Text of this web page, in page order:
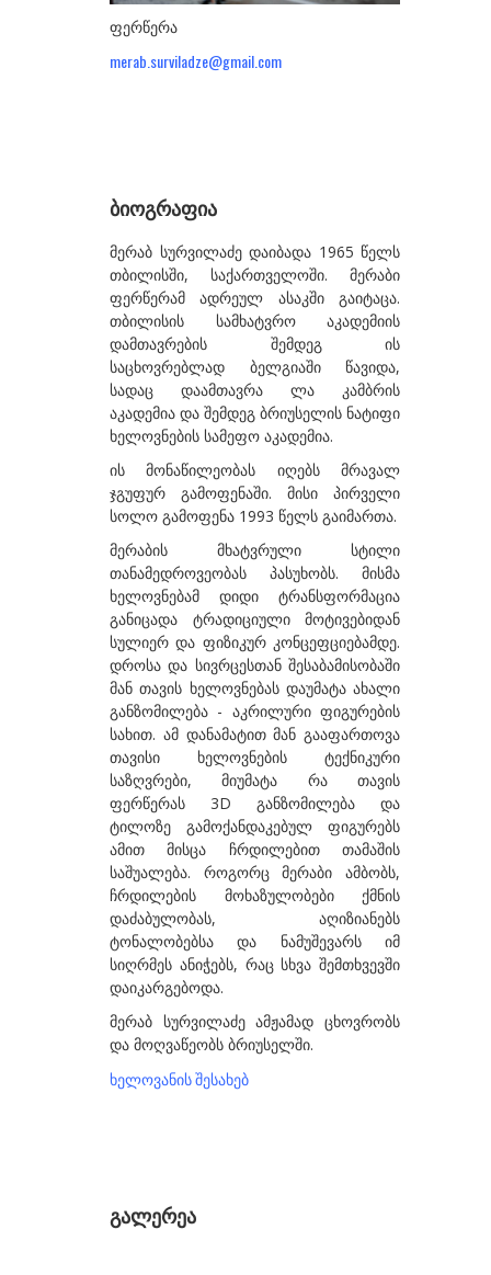
ასლანიშვილი თეკლა
ბერეკაშვილი დარეჯან
ბეროზა ლადო
ბეროზაშვილი ზურაბ
ბჟალავა ჯემალ
ბუგიანი ირაკლი
გაბიანი ირინა
გაგოშიძე გიორგი
გაგოშიძე ნანა
გაგოშიძე ნინო
გამსახურდია ნინა
გეგია ალექსი
გველესიანი მაგდა
გვეტაძე თეა
გზირიშვილი ანა
გუგენჰეიმი ბეგი
გულიშვილი ზურაბ
გულუა ლია
დავითაია მირზა
დეივიდ დათუნა
ფერწერა
merab.surviladze@gmail.com
ბიოგრაფია
მერაბ სურვილაძე დაიბადა 1965 წელს
თბილისში, საქართველოში. მერაბი
ფერწერამ ადრეულ ასაკში გაიტაცა.
თბილისის სამხატვრო აკადემიის
დამთავრების შემდეგ ის
საცხოვრებლად ბელგიაში წავიდა,
სადაც დაამთავრა ლა კამბრის
აკადემია და შემდეგ ბრიუსელის ნატიფი
ხელოვნების სამეფო აკადემია.
ის მონაწილეობას იღებს მრავალ
ჯგუფურ გამოფენაში. მისი პირველი
სოლო გამოფენა 1993 წელს გაიმართა.
მერაბის მხატვრული სტილი
თანამედროვეობას პასუხობს. მისმა
ხელოვნებამ დიდი ტრანსფორმაცია
განიცადა ტრადიციული მოტივებიდან
სულიერ და ფიზიკურ კონცეფციებამდე.
დროსა და სივრცესთან შესაბამისობაში
მან თავის ხელოვნებას დაუმატა ახალი
განზომილება - აკრილური ფიგურების
სახით. ამ დანამატით მან გააფართოვა
თავისი ხელოვნების ტექნიკური
საზღვრები, მიუმატა რა თავის
ფერწერას 3D განზომილება და
ტილოზე გამოქანდაკებულ ფიგურებს
ამით მისცა ჩრდილებით თამაშის
საშუალება. როგორც მერაბი ამბობს,
ჩრდილების მოხაზულობები ქმნის
დაძაბულობას, აღიზიანებს
ტონალობებსა და ნამუშევარს იმ
სიღრმეს ანიჭებს, რაც სხვა შემთხვევში
დაიკარგებოდა.
მერაბ სურვილაძე ამჟამად ცხოვრობს
და მოღვაწეობს ბრიუსელში.
ხელოვანის შესახებ
გალერეა